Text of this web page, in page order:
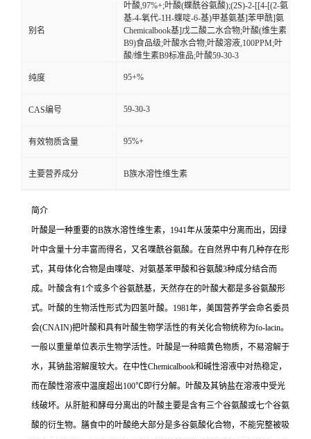
别名
叶酸,97%+;叶酸(蝶酰谷氨酸);(2S)-2-[[4-[(2-氨
基-4-氧代-1H-蝶啶-6-基)甲基氨基]苯甲酰]氨
Chemicalbook基]戊二酸二水合物;叶酸(维生素
B9)食品级;叶酸水合物;叶酸溶液,100PPM;叶
酸/维生素B9标准品;叶酸59-30-3
纯度 95+%
CAS编号 59-30-3
有效物质含量 95%+
主要营养成分 B族水溶性维生素
简介
叶酸是一种重要的B族水溶性维生素，1941年从菠菜中分离而出，因绿
叶中含量十分丰富而得名，又名喋酰谷氨酸。在自然界中有几种存在形
式，其母体化合物是由喋啶、对氨基苯甲酸和谷氨酸3种成分结合而
成。叶酸含有1个或多个谷氨酰基，天然存在的叶酸大都是多谷氨酸形
式。叶酸的生物活性形式为四氢叶酸。1981年，美国营养学会命名委员
会(CNAIN)把叶酸和具有叶酸生物学活性的有关化合物统称为fo-lacin。
一般以重量单位表示生物学活性。叶酸是一种暗黄色物质，不易溶解于
水，其钠盐溶解度较大。在中性Chemicalbook和碱性溶液中对热稳定，
而在酸性溶液中温度超出100℃即行分解。叶酸及其钠盐在溶液中受光
线破坏。从肝脏和酵母分离出的叶酸主要是含有三个谷氨酸或七个谷氨
酸的衍生物。膳食中的叶酸绝大部分是多谷氨酸化合物，不能完整被吸